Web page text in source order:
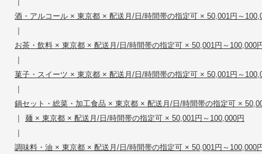
酒・アルコール × 東京都 × 配送月/日/時間帯の指定可 × 50,001円～
|
お茶・飲料 × 東京都 × 配送月/日/時間帯の指定可 × 50,001円～100,000
|
菓子・スイーツ × 東京都 × 配送月/日/時間帯の指定可 × 50,001円～
|
鍋セット・総菜・加工食品 × 東京都 × 配送月/日/時間帯の指定可 ×
| 麺 × 東京都 × 配送月/日/時間帯の指定可 × 50,001円～100,000円
|
調味料・油 × 東京都 × 配送月/日/時間帯の指定可 × 50,001円～100,000